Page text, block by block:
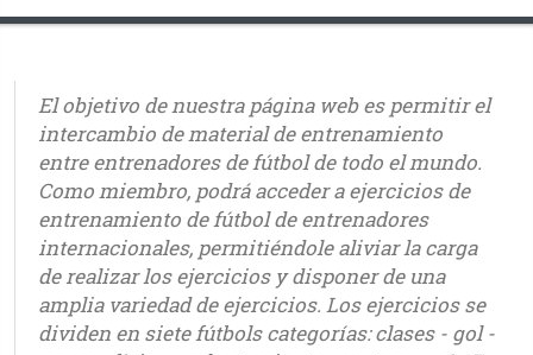
El objetivo de nuestra página web es permitir el
intercambio de material de entrenamiento
entre entrenadores de fútbol de todo el mundo.
Como miembro, podrá acceder a ejercicios de
entrenamiento de fútbol de entrenadores
internacionales, permitiéndole aliviar la carga
de realizar los ejercicios y disponer de una
amplia variedad de ejercicios. Los ejercicios se
dividen en siete fútbols categorías: clases - gol -